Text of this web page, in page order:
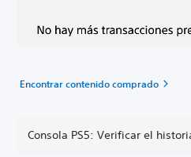
Encontrar contenido comprado
Consola PS5: Verificar el